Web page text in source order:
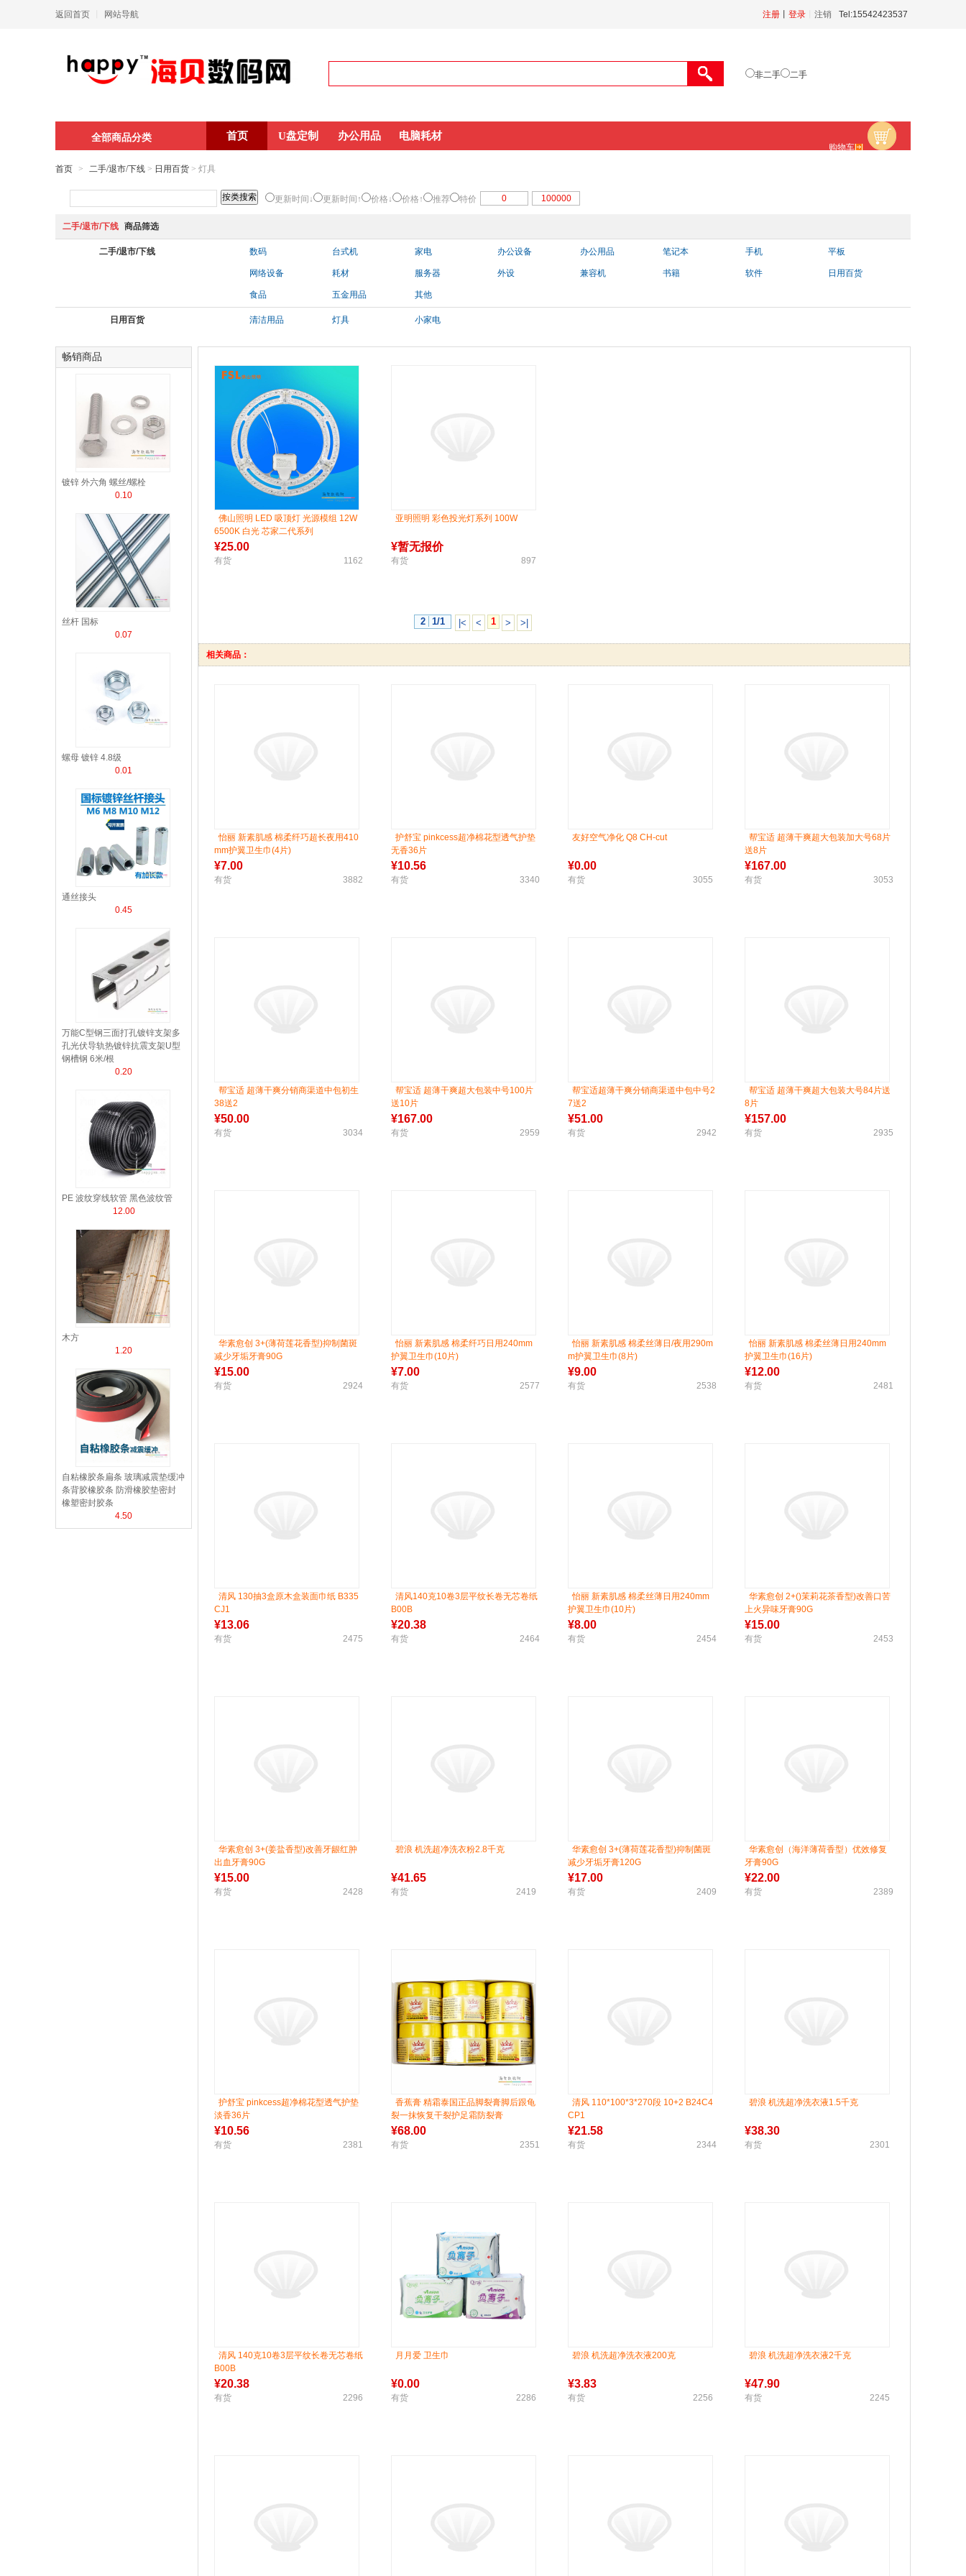
返回首页 网站导航 Tel:15542423537
注销
注册 登录
非二手 二手
全部商品分类
购物车
首页 U盘定制 办公用品 电脑耗材
首页 > 二手/退市/下线 > 日用百货 > 灯具
更新时间↓ 更新时间↑ 价格↓ 价格↑ 推荐 特价
二手/退市/下线 商品筛选
二手/退市/下线 数码 台式机 家电 办公设备 办公用品 笔记本 手机 平板
网络设备 耗材 服务器 外设 兼容机 书籍 软件 日用百货
食品 五金用品 其他
日用百货 清洁用品 灯具 小家电
畅销商品
镀锌 外六角 螺丝/螺栓
0.10
丝杆 国标
0.07
螺母 镀锌 4.8级
0.01
通丝接头
0.45
万能C型钢三面打孔镀锌支架多
孔光伏导轨热镀锌抗震支架U型
钢槽钢 6米/根
0.20
PE 波纹穿线软管 黑色波纹管
12.00
木方
1.20
自粘橡胶条扁条 玻璃减震垫缓冲
条背胶橡胶条 防滑橡胶垫密封
橡塑密封胶条
4.50
佛山照明 LED 吸顶灯 光源模组 12W
6500K 白光 芯家二代系列
¥25.00
有货 1162
亚明照明 彩色投光灯系列 100W
¥暂无报价
有货 897
2 1/1 |< < 1 > >|
相关商品：
怡丽 新素肌感 棉柔纤巧超长夜用410
mm护翼卫生巾(4片)
¥7.00
有货 3882
护舒宝 pinkcess超净棉花型透气护垫
无香36片
¥10.56
有货 3340
友好空气净化 Q8 CH-cut
¥0.00
有货 3055
帮宝适 超薄干爽超大包装加大号68片
送8片
¥167.00
有货 3053
帮宝适 超薄干爽分销商渠道中包初生
38送2
¥50.00
有货 3034
帮宝适 超薄干爽超大包装中号100片
送10片
¥167.00
有货 2959
帮宝适超薄干爽分销商渠道中包中号2
7送2
¥51.00
有货 2942
帮宝适 超薄干爽超大包装大号84片送
8片
¥157.00
有货 2935
华素愈创 3+(薄荷莲花香型)抑制菌斑
减少牙垢牙膏90G
¥15.00
有货 2924
怡丽 新素肌感 棉柔纤巧日用240mm
护翼卫生巾(10片)
¥7.00
有货 2577
怡丽 新素肌感 棉柔丝薄日/夜用290m
m护翼卫生巾(8片)
¥9.00
有货 2538
怡丽 新素肌感 棉柔丝薄日用240mm
护翼卫生巾(16片)
¥12.00
有货 2481
清风 130抽3盒原木盒装面巾纸 B335
CJ1
¥13.06
有货 2475
清风140克10卷3层平纹长卷无芯卷纸
B00B
¥20.38
有货 2464
怡丽 新素肌感 棉柔丝薄日用240mm
护翼卫生巾(10片)
¥8.00
有货 2454
华素愈创 2+()茉莉花茶香型)改善口苦
上火异味牙膏90G
¥15.00
有货 2453
华素愈创 3+(姜盐香型)改善牙龈红肿
出血牙膏90G
¥15.00
有货 2428
碧浪 机洗超净洗衣粉2.8千克
¥41.65
有货 2419
华素愈创 3+(薄荷莲花香型)抑制菌斑
减少牙垢牙膏120G
¥17.00
有货 2409
华素愈创（海洋薄荷香型）优效修复
牙膏90G
¥22.00
有货 2389
护舒宝 pinkcess超净棉花型透气护垫
淡香36片
¥10.56
有货 2381
香蕉膏 精霜泰国正品脚裂膏脚后跟龟
裂一抹恢复干裂护足霜防裂膏
¥68.00
有货 2351
清风 110*100*3*270段 10+2 B24C4
CP1
¥21.58
有货 2344
碧浪 机洗超净洗衣液1.5千克
¥38.30
有货 2301
清风 140克10卷3层平纹长卷无芯卷纸
B00B
¥20.38
有货 2296
月月爱 卫生巾
¥0.00
有货 2286
碧浪 机洗超净洗衣液200克
¥3.83
有货 2256
碧浪 机洗超净洗衣液2千克
¥47.90
有货 2245